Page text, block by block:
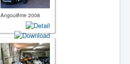
Angoulême 2008